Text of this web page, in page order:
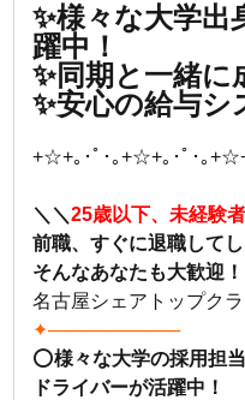
✨様々な大学
躍中！
✨同期と一緒に
✨安心の給与シ
+☆+｡･ﾟ･｡+☆+｡･ﾟ･｡
＼＼ 25歳以下、未経験
前職、すぐに退職してし
そんなあなたも大歓迎！
名古屋シェアトップク
✦──────────
⭕様々な大学の採用担
ドライバーが活躍中！